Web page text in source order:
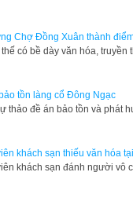
Chợ Đồng Xuân thành
có bề dày văn hóa,
tồn làng cổ Đông Ngạc
thảo đề án bảo tồn và phát
khách sạn thiếu văn hóa
khách sạn đánh người vô